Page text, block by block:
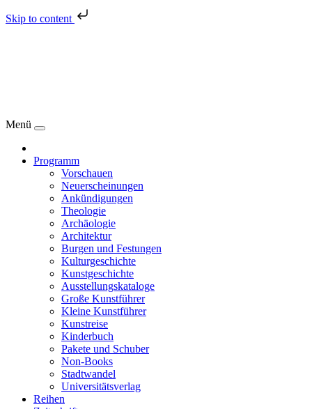
Skip to content
Menü
Programm
Vorschauen
Neuerscheinungen
Ankündigungen
Theologie
Archäologie
Architektur
Burgen und Festungen
Kulturgeschichte
Kunstgeschichte
Ausstellungskataloge
Große Kunstführer
Kleine Kunstführer
Kunstreise
Kinderbuch
Pakete und Schuber
Non-Books
Stadtwandel
Universitätsverlag
Reihen